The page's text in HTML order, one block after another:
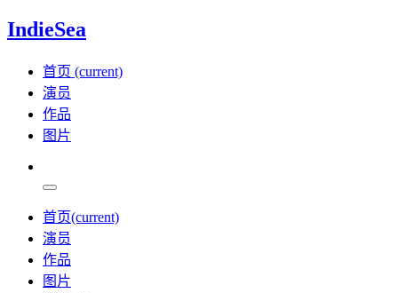
IndieSea
首页 (current)
演员
作品
图片
首页(current)
演员
作品
图片